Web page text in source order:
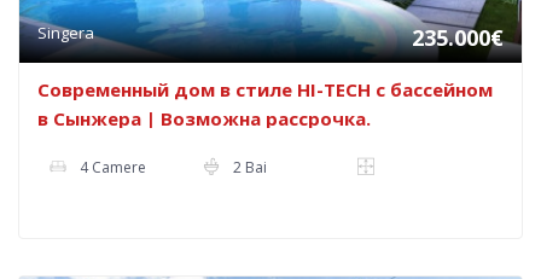
Singera 235.000€
Современный дом в стиле HI-TECH с бассейном
в Сынжера | Возможна рассрочка.
4 Camere 2 Bai